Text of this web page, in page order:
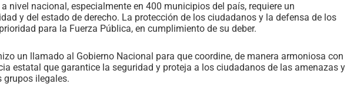
nivel nacional, especialmente en 400 municipios del país, requiere un
y del estado de derecho. La protección de los ciudadanos y la defensa de los
para la Fuerza Pública, en cumplimiento de su deber.
un llamado al Gobierno Nacional para que coordine, de manera armoniosa con
estatal que garantice la seguridad y proteja a los ciudadanos de las amenazas y
grupos ilegales.